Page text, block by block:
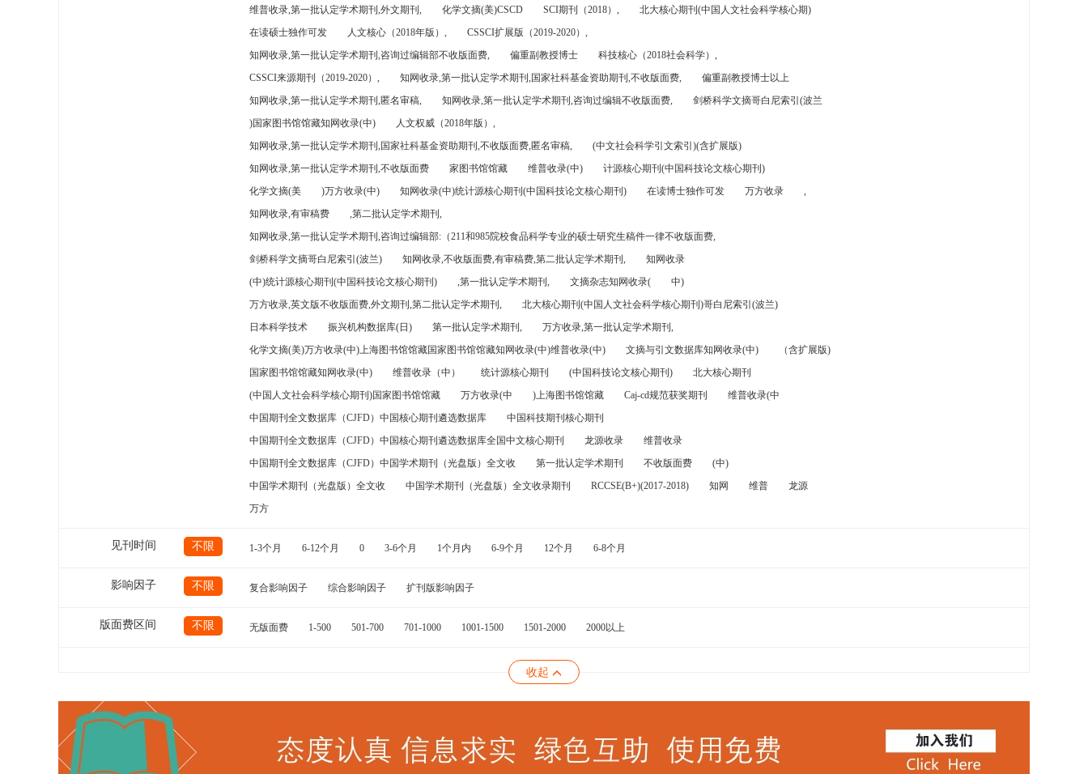
维普收录,第一批认定学术期刊,外文期刊,
化学文摘(美)CSCD SCI期刊（2018）,
北大核心期刊(中国人文社会科学核心期)
在读硕士独作可发
人文核心（2018年版）,
CSSCI扩展版（2019-2020）,
知网收录,第一批认定学术期刊,咨询过编辑部不收版面费,
偏重副教授博士
科技核心（2018社会科学）,
CSSCI来源期刊（2019-2020）,
知网收录,第一批认定学术期刊,国家社科基金资助期刊,不收版面费,
偏重副教授博士以上
知网收录,第一批认定学术期刊,匿名审稿,
知网收录,第一批认定学术期刊,咨询过编辑不收版面费,
剑桥科学文摘哥白尼索引(波兰
)国家图书馆馆藏知网收录(中)
人文权威（2018年版）,
知网收录,第一批认定学术期刊,国家社科基金资助期刊,不收版面费,匿名审稿,
(中文社会科学引文索引)(含扩展版)
知网收录,第一批认定学术期刊,不收版面费
家图书馆馆藏 维普收录(中)
计源核心期刊(中国科技论文核心期刊)
化学文摘(美
)万方收录(中) 知网收录(中)统计源核心期刊(中国科技论文核心期刊) 在读博士独作可发 万方收录
,
知网收录,有审稿费
,第二批认定学术期刊,
知网收录,第一批认定学术期刊,咨询过编辑部:（211和985院校食品科学专业的硕士研究生稿件一律不收版面费,
剑桥科学文摘哥白尼索引(波兰)
知网收录,不收版面费,有审稿费,第二批认定学术期刊,
知网收录
(中)统计源核心期刊(中国科技论文核心期刊)
,第一批认定学术期刊, 文摘杂志知网收录(
中)
万方收录,英文版不收版面费,外文期刊,第二批认定学术期刊,
北大核心期刊(中国人文社会科学核心期刊)哥白尼索引(波兰)
日本科学技术
振兴机构数据库(日) 第一批认定学术期刊,
万方收录,第一批认定学术期刊,
化学文摘(美)万方收录(中)上海图书馆馆藏国家图书馆馆藏知网收录(中)维普收录(中)
文摘与引文数据库知网收录(中)
（含扩展版)
国家图书馆馆藏知网收录(中)
维普收录（中） 统计源核心期刊 (中国科技论文核心期刊)
北大核心期刊
(中国人文社会科学核心期刊)国家图书馆馆藏
万方收录(中 )上海图书馆馆藏 Caj-cd规范获奖期刊
维普收录(中
中国期刊全文数据库（CJFD）中国核心期刊遴选数据库
中国科技期刊核心期刊
中国期刊全文数据库（CJFD）中国核心期刊遴选数据库全国中文核心期刊
龙源收录
维普收录
中国期刊全文数据库（CJFD）中国学术期刊（光盘版）全文收
第一批认定学术期刊 不收版面费
(中)
中国学术期刊（光盘版）全文收
中国学术期刊（光盘版）全文收录期刊 RCCSE(B+)(2017-2018) 知网 维普
龙源
万方
见刊时间 不限 1-3个月 6-12个月 0 3-6个月 1个月内 6-9个月 12个月 6-8个月
影响因子 不限 复合影响因子 综合影响因子 扩刊版影响因子
版面费区间 不限 无版面费 1-500 501-700 701-1000 1001-1500 1501-2000 2000以上
收起